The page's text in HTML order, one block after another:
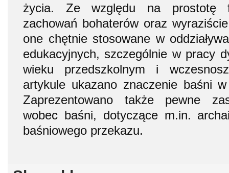
życia. Ze względu na prostotę
zachowań bohaterów oraz
one chętnie stosowane w
edukacyjnych, szczególnie w pracy
wieku przedszkolnym i
artykule ukazano znaczenie baśni
Zaprezentowano także pewne
wobec baśni, dotyczące m.in.
baśniowego przekazu.